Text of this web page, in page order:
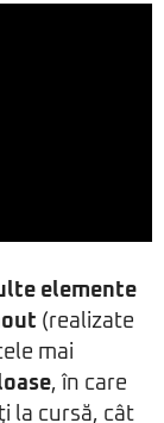
elemente
(realizate
mai
, în care
la cursă, cât